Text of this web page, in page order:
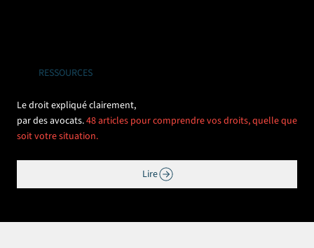
RESSOURCES
Le droit expliqué clairement,
par des avocats.48 articles pour comprendre vos droits, quelle que
soit votre situation.
Lire